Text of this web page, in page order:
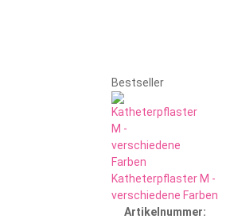
Bestseller
Katheterpflaster M -
verschiedene Farben
Artikelnummer: